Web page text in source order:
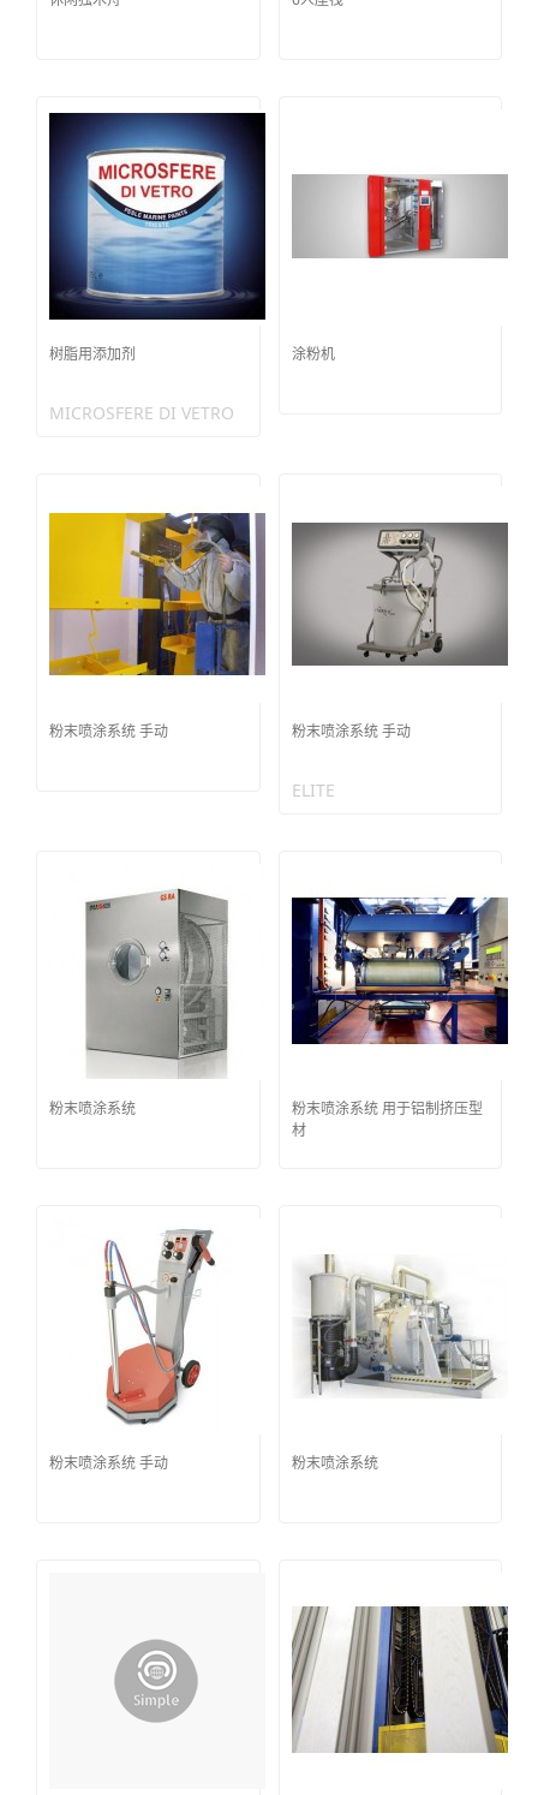
树脂用添加剂
MICROSFERE DI VETRO
涂粉机
粉末喷涂系统 手动 粉末喷涂系统 手动
ELITE
粉末喷涂系统
粉末喷涂系统 用于铝制挤压型
材
粉末喷涂系统 手动 粉末喷涂系统